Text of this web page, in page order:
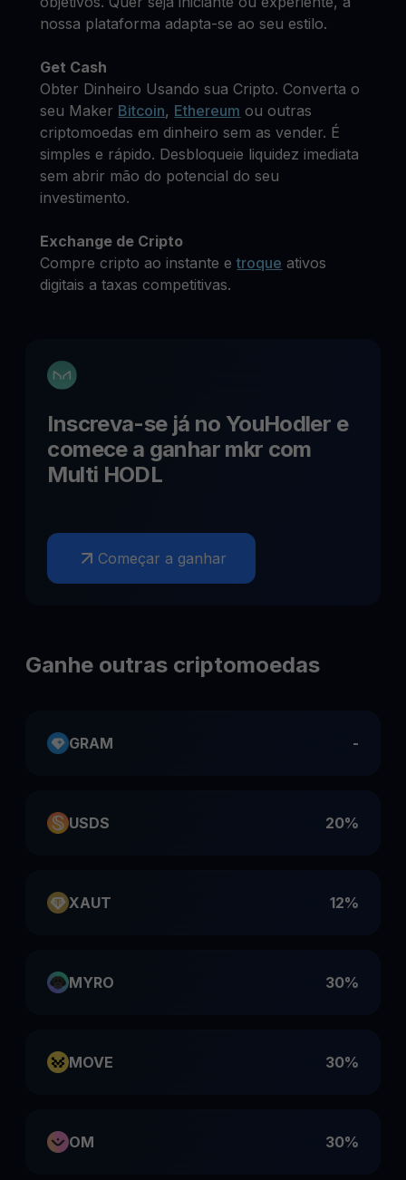
nossa plataforma adapta-se ao seu estilo.
Get Cash
Obter Dinheiro Usando sua Cripto. Converta o
seu Maker Bitcoin, Ethereum ou outras
criptomoedas em dinheiro sem as vender. É
simples e rápido. Desbloqueie liquidez imediata
sem abrir mão do potencial do seu
investimento.
Exchange de Cripto
Compre cripto ao instante etroque ativos
digitais a taxas competitivas.
Inscreva-se já no YouHodler e
comece a ganhar mkr com
Multi HODL
Começar a ganhar
Ganhe outras criptomoedas
GRAM -
USDS 20%
XAUT 12%
MYRO 30%
MOVE 30%
OM 30%